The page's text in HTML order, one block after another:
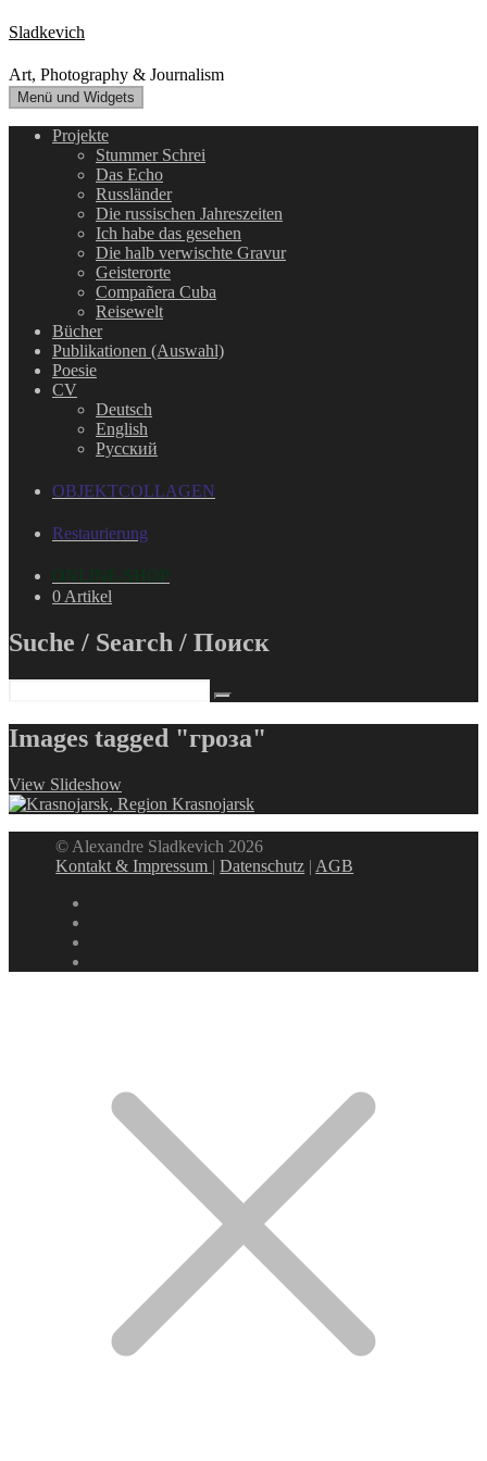
Zum
Inhalt
springen
Sladkevich
Art, Photography & Journalism
Menü und Widgets
Projekte
Stummer Schrei
Das Echo
Russländer
Die russischen Jahreszeiten
Ich habe das gesehen
Die halb verwischte Gravur
Geisterorte
Compañera Cuba
Reisewelt
Bücher
Publikationen (Auswahl)
Poesie
CV
Deutsch
English
Русский
OBJEKTCOLLAGEN
Restaurierung
ONLINE-SHOP
0 Artikel
Suche / Search / Поиск
Images tagged "гроза"
View Slideshow
© Alexandre Sladkevich 2026
Kontakt & Impressum |Datenschutz | AGB